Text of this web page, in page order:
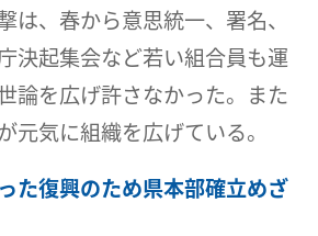
は、春から意思統一、署名、
決起集会など若い組合員も運
論を広げ許さなかった。また
元気に組織を広げている。
た復興のため県本部確立めざ